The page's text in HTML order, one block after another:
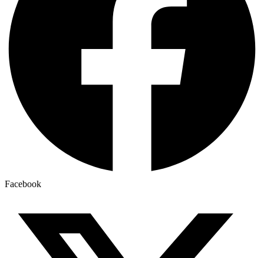
Facebook